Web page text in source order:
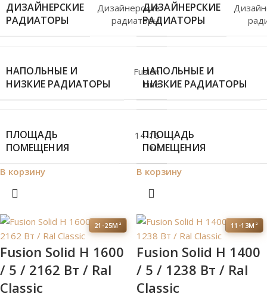
ДИЗАЙНЕРСКИЕ
РАДИАТОРЫ
Дизайнерские
радиаторы
НАПОЛЬНЫЕ И
НИЗКИЕ РАДИАТОРЫ
Fusion
Line
ПЛОЩАДЬ
ПОМЕЩЕНИЯ
14-16
м²
В корзину
ДИЗАЙНЕРСКИЕ
РАДИАТОРЫ
НАПОЛЬНЫЕ И
НИЗКИЕ РАДИАТОРЫ
ПЛОЩАДЬ
ПОМЕЩЕНИЯ
В корзину
21-25М²
Fusion Solid H 1600
/ 5 / 2162 Вт / Ral
Classic
11-13М²
Fusion Solid H 1400
/ 5 / 1238 Вт / Ral
Classic